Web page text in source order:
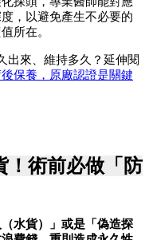
，以避免產生不必要的
所在。
出來、維持多久？延伸閱
保養，原廠認證是關鍵
！術前必做「防
水貨）」或是「偽造探